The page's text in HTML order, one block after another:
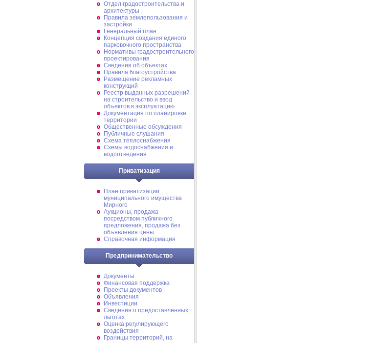
Отдел градостроительства и
архитектуры
Правила землепользования и
застройки
Генеральный план
Концепция создания единого
парковочного пространства
Нормативы градостроительного
проектирования
Сведения об объектах
Правила благоустройства
Размещение рекламных
конструкций
Реестр выданных разрешений
на строительство и ввод
объектов в эксплуатацию
Документация по планировке
территории
Общественные обсуждения
Публичные слушания
Схема теплоснабжения
Схемы водоснабжения и
водоотведения
Приватизация
План приватизации
муниципального имущества
Мирного
Аукционы, продажа
посредством публичного
предложения, продажа без
объявления цены
Справочная информация
Предпринимательство
Документы
Финансовая поддержка
Проекты документов
Объявления
Инвестиции
Сведения о предоставленных
льготах
Оценка регулирующего
воздействия
Границы территорий, на